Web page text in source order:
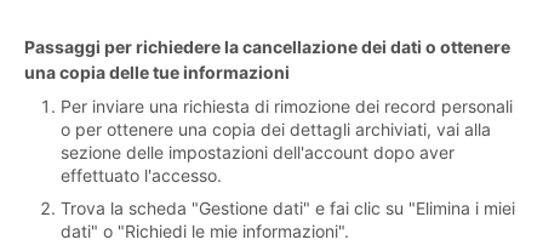
Passaggi per richiedere la cancellazione dei dati o ottenere
una copia delle tue informazioni
Per inviare una richiesta di rimozione dei record personali
o per ottenere una copia dei dettagli archiviati, vai alla
sezione delle impostazioni dell'account dopo aver
effettuato l'accesso.
Trova la scheda "Gestione dati" e fai clic su "Elimina i miei
dati" o "Richiedi le mie informazioni".